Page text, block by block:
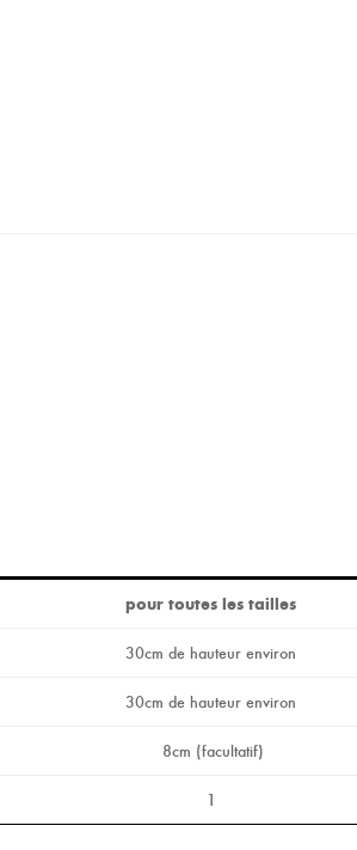
pour toutes les tailles
30cm de hauteur environ
30cm de hauteur environ
8cm (facultatif)
1